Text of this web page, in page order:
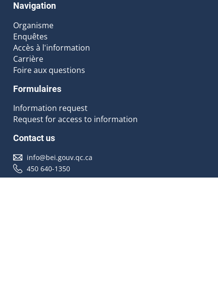
Navigation
Organisme
Enquêtes
Accès à l'information
Carrière
Foire aux questions
Formulaires
Information request
Request for access to information
Contact us
info@bei.gouv.qc.ca
450 640-1350